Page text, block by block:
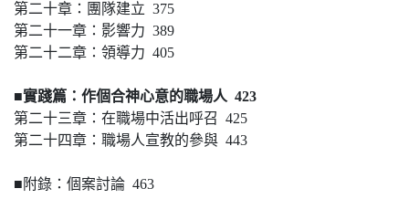
第二十章：團隊建立 375
第二十一章：影響力 389
第二十二章：領導力 405
■實踐篇：作個合神心意的職場人 423
第二十三章：在職場中活出呼召 425
第二十四章：職場人宣教的參與 443
■附錄：個案討論 463